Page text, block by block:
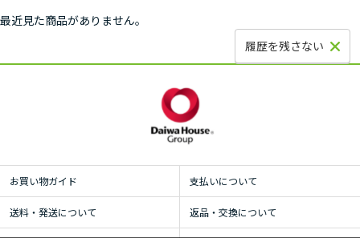
最近見た商品がありません。
履歴を残さない
お買い物ガイド 支払いについて
送料・発送について 返品・交換について